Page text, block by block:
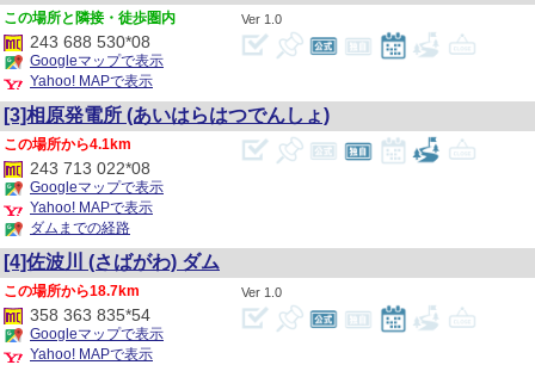
1.0
隣接・徒歩圏内
243 688 530*08
Googleマップで表示
Yahoo! MAPで表示
[3]相原発電所 (あいはらはつでんしょ)
4.1km
243 713 022*08
Googleマップで表示
Yahoo! MAPで表示
ダムまでの経路
[4]佐波川 (さばがわ) ダム
1.0
18.7km
358 363 835*54
Googleマップで表示
Yahoo! MAPで表示